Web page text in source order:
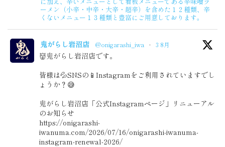
ーメン（小辛・中辛・大辛・超辛）を含めた１２種類、辛
くないメニュー１３種類と豊富にご用意しております。
鬼がらし岩沼店 @onigarashi_iwa · 3 8月
👹鬼がらし岩沼店です。
皆様は💦SNSの📱Instagramをご利用されていますでし
ょうか？😅
鬼がらし岩沼店「公式Instagramページ」リニューアル
のお知らせ
https://onigarashi-
iwanuma.com/2026/07/16/onigarashi-iwanuma-
instagram-renewal-2026/